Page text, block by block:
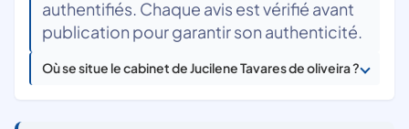
authentifiés. Chaque avis est vérifié avant
publication pour garantir son authenticité.
Où se situe le cabinet de Jucilene Tavares de oliveira ?